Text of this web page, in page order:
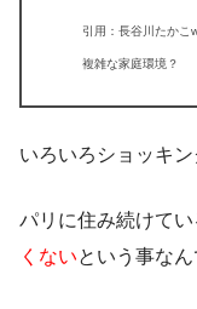
引用：長谷川たかこ
複雑な家庭環境？
いろいろ ショッキ
パリに住み続けてい
くないという事なん